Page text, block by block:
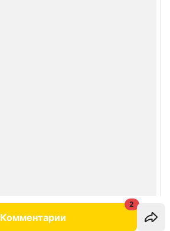
Комментарии
2